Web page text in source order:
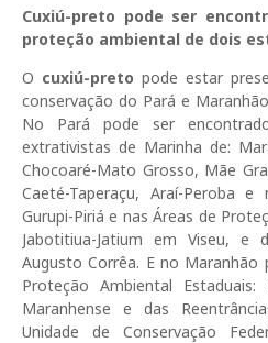
Cuxiú-preto pode ser
proteção ambiental de dois
O cuxiú-preto pode estar
conservação do Pará e
No Pará pode ser
extrativistas de Marinha de:
Chocoaré-Mato Grosso, Mãe
Caeté-Taperaçu, Araí-Peroba
Gurupi-Piriá e nas Áreas de
Jabotitiua-Jatium em Viseu, e
Augusto Corrêa. E no
Proteção Ambiental
Maranhense e das
Unidade de Conservação